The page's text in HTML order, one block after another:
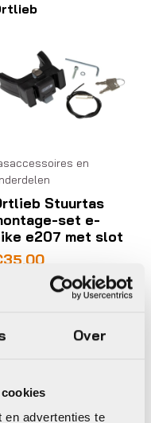
Over
en advertenties te
en
Stuurtas
set e-
e207 met slot
35,00
Op voorraad in winkel
Dubbele tas achter